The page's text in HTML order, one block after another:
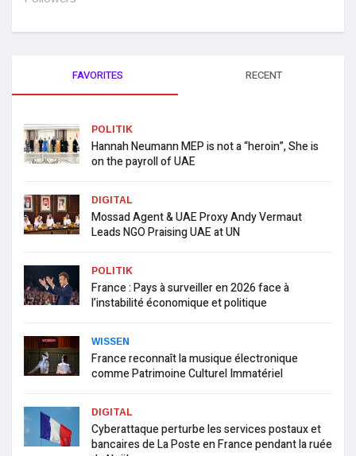
FAVORITES RECENT
POLITIK
Hannah Neumann MEP is not a “heroin”, She is
on the payroll of UAE
DIGITAL
Mossad Agent & UAE Proxy Andy Vermaut
Leads NGO Praising UAE at UN
POLITIK
France : Pays à surveiller en 2026 face à
l’instabilité économique et politique
WISSEN
France reconnaît la musique électronique
comme Patrimoine Culturel Immatériel
DIGITAL
Cyberattaque perturbe les services postaux et
bancaires de La Poste en France pendant la ruée